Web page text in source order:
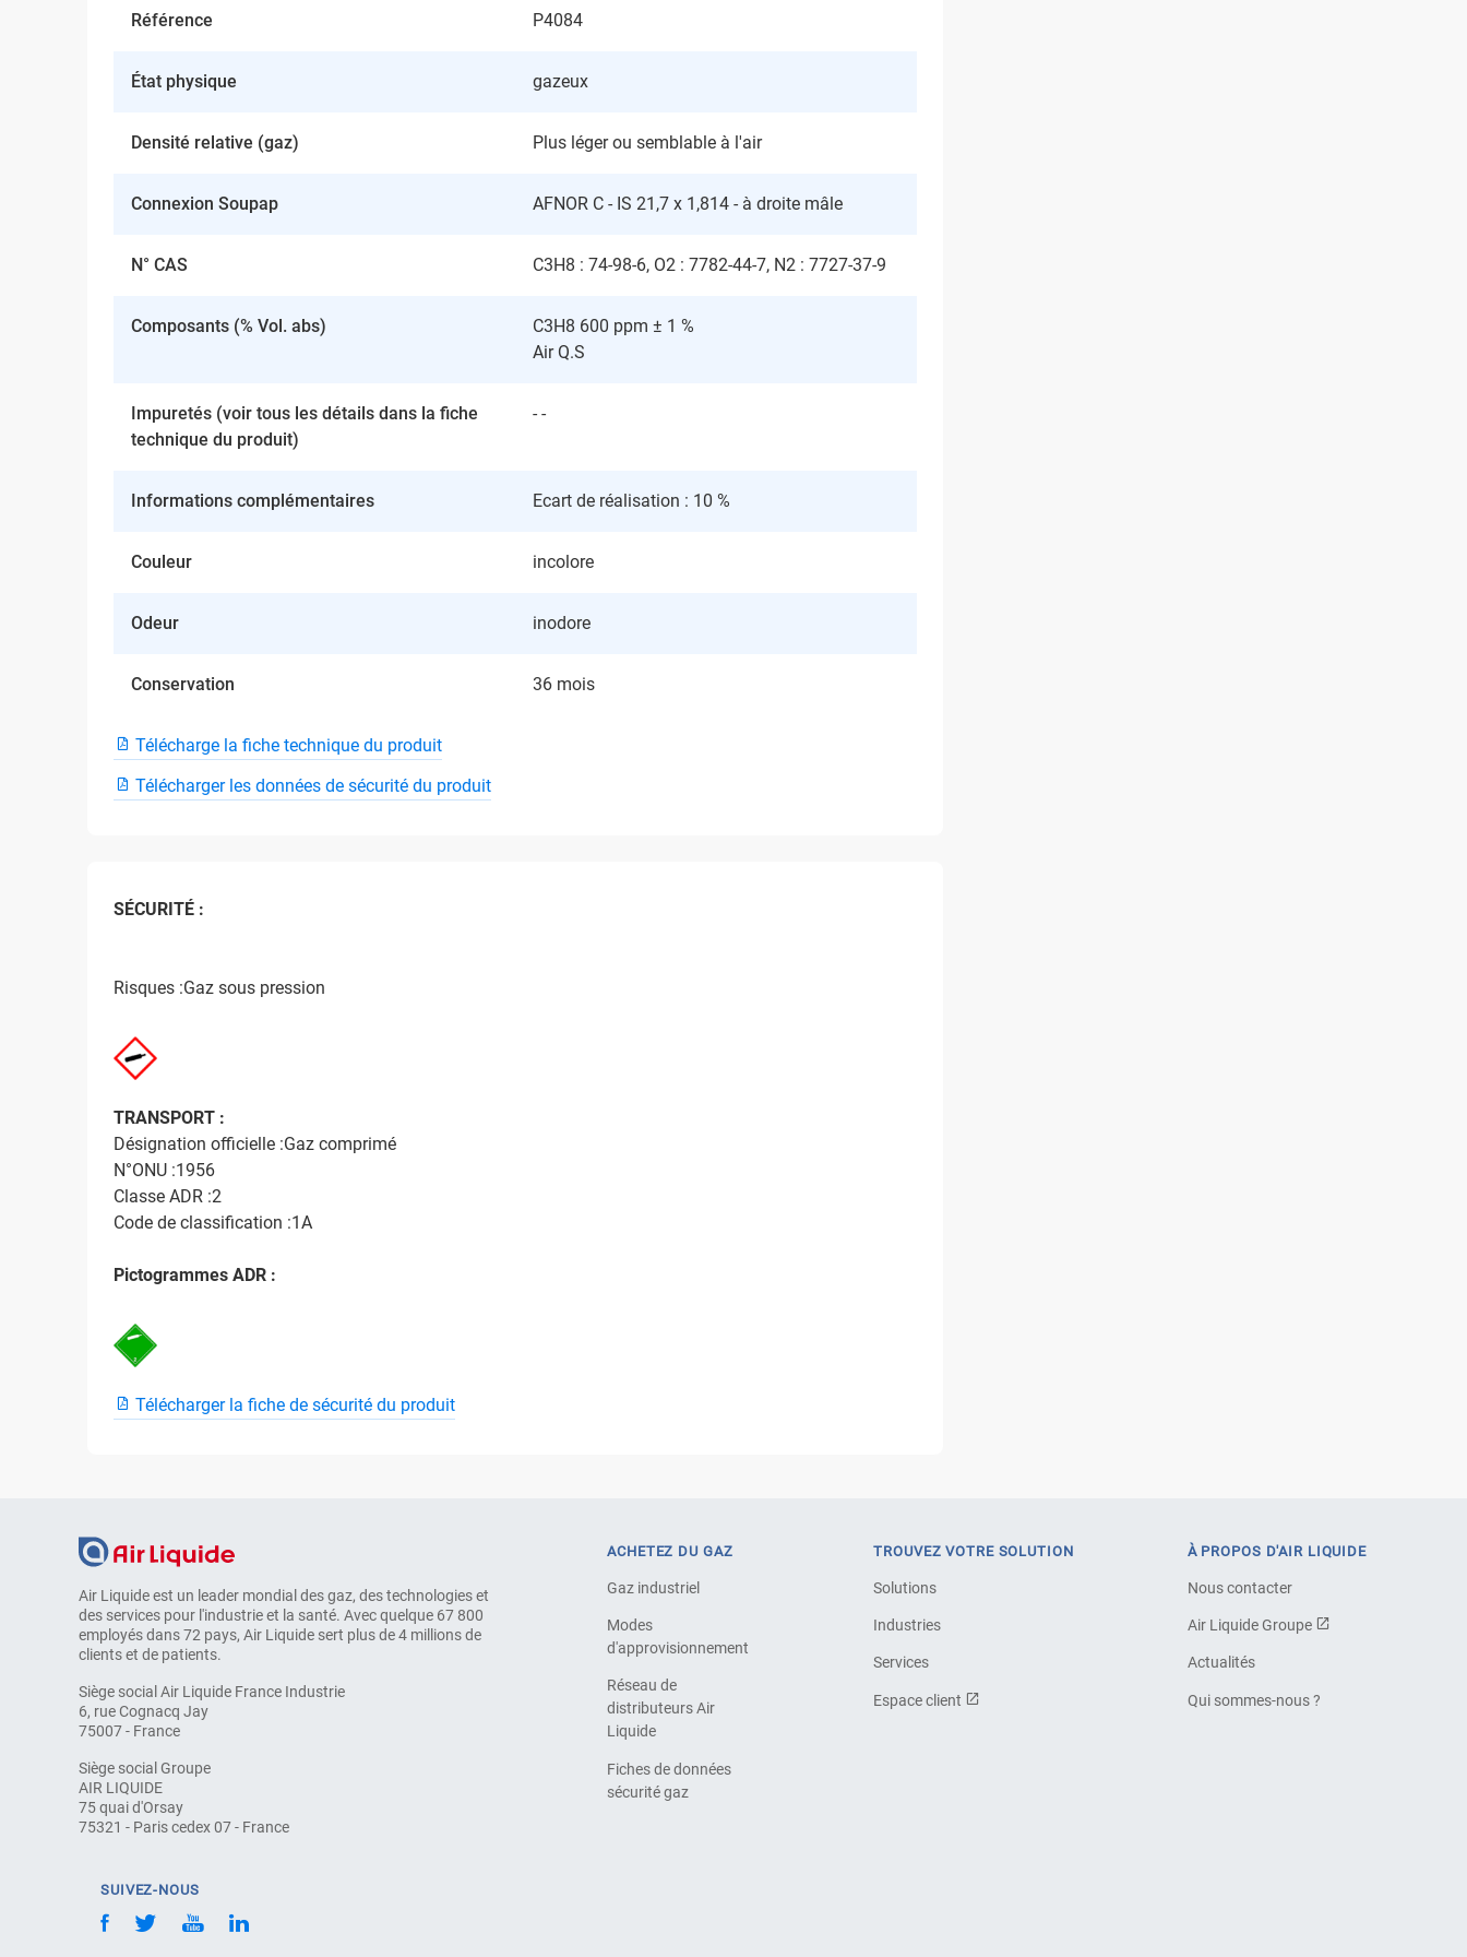
Référence P4084
État physique gazeux
Densité relative (gaz) Plus léger ou semblable à l'air
Connexion Soupap AFNOR C - IS 21,7 x 1,814 - à droite mâle
N° CAS C3H8 : 74-98-6, O2 : 7782-44-7, N2 : 7727-37-9
Composants (% Vol. abs)
C3H8 600 ppm ± 1 %
Air Q.S
Impuretés (voir tous les détails dans la fiche
technique du produit)
- -
Informations complémentaires Ecart de réalisation : 10 %
Couleur incolore
Odeur inodore
Conservation 36 mois
Télécharge la fiche technique du produit
Télécharger les données de sécurité du produit
SÉCURITÉ :
Risques :Gaz sous pression
TRANSPORT :
Désignation officielle :Gaz comprimé
N°ONU :1956
Classe ADR :2
Code de classification :1A
Pictogrammes ADR :
Télécharger la fiche de sécurité du produit
Air Liquide est un leader mondial des gaz, des technologies et
des services pour l'industrie et la santé. Avec quelque 67 800
employés dans 72 pays, Air Liquide sert plus de 4 millions de
clients et de patients.
Siège social Air Liquide France Industrie
6, rue Cognacq Jay
75007 - France
Siège social Groupe
AIR LIQUIDE
75 quai d'Orsay
75321 - Paris cedex 07 - France
ACHETEZ DU GAZ
Gaz industriel
Modes
d'approvisionnement
Réseau de
distributeurs Air
Liquide
Fiches de données
sécurité gaz
TROUVEZ VOTRE SOLUTION
Solutions
Industries
Services
Espace client
À PROPOS D'AIR LIQUIDE
Nous contacter
Air Liquide Groupe
Actualités
Qui sommes-nous ?
SUIVEZ-NOUS